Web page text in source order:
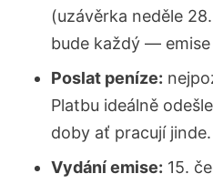
(uzávěrka neděle
bude každý — emise
Poslat peníze:
Platbu ideálně
doby ať pracují jinde.
Vydání emise: 15.